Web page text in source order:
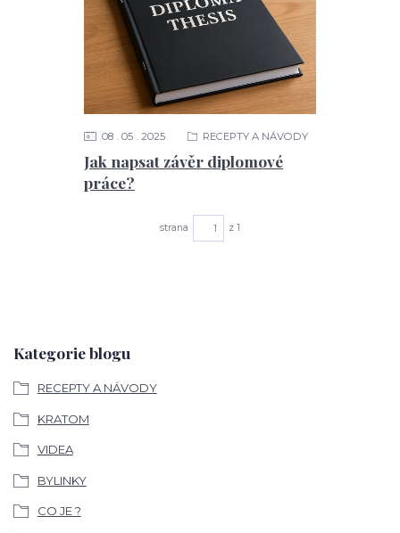
Kategorie blogu
RECEPTY A NÁVODY
KRATOM
VIDEA
BYLINKY
CO JE ?
Jak napsat závěr diplomové
práce?
08 05 2025 RECEPTY A NÁVODY
strana z 1